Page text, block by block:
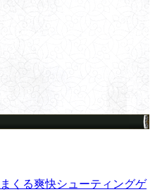
くる爽快シューティングゲ